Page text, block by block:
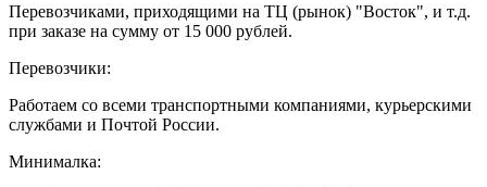
Перевозчиками, приходящими на ТЦ (рынок) "Восток", и т.д.
при заказе на сумму от 15 000 рублей.
Перевозчики:
Работаем со всеми транспортными компаниями, курьерскими
службами и Почтой России.
Минималка: